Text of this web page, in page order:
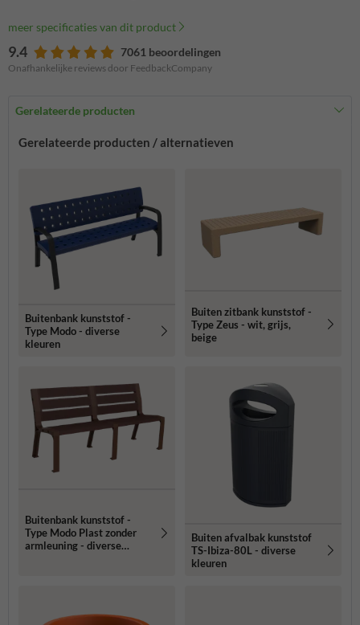
meer specificaties van dit product
9.4 7061 beoordelingen
Onafhankelijke reviews door FeedbackCompany
Gerelateerde producten
Gerelateerde producten / alternatieven
Buitenbank kunststof -
Type Modo - diverse
kleuren
Buiten zitbank kunststof -
Type Zeus - wit, grijs,
beige
Buitenbank kunststof -
Type Modo Plast zonder
armleuning - diverse
Buiten afvalbak kunststof
TS-Ibiza-80L - diverse
kleuren